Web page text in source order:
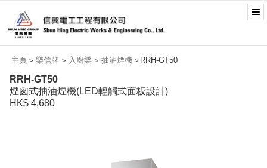
主頁 > 樂信牌 > 入廚樂 > 抽油煙機 > RRH-GT50
RRH-GT50
煙囪式抽油煙機(LED輕觸式面板設計)
HK$ 4,680